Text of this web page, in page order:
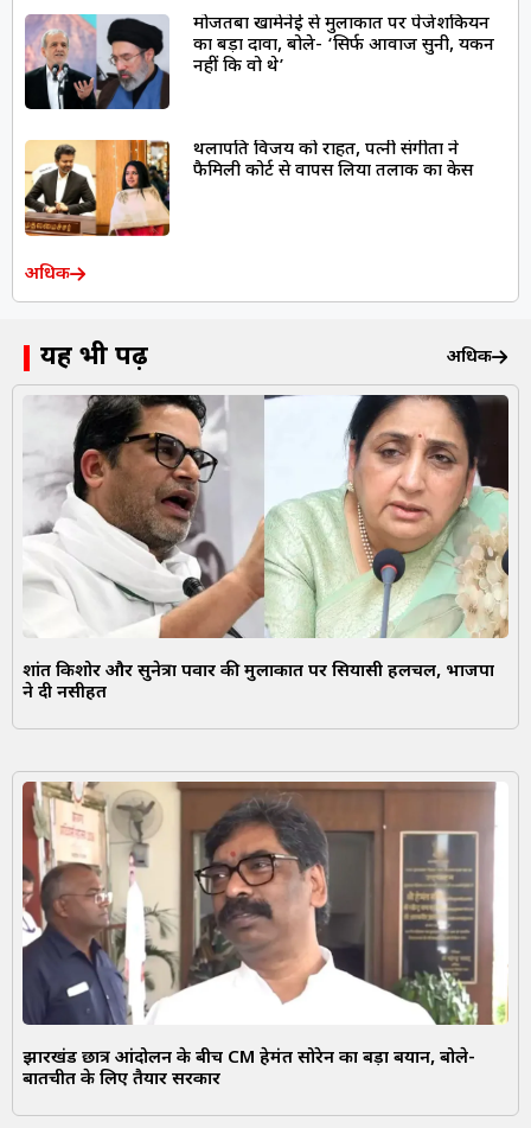
मोजतबा खामेनेई से मुलाकात पर पेजेशकियन
का बड़ा दावा, बोले- ‘सिर्फ आवाज सुनी, यकीन
नहीं कि वो थे’
थलापति विजय को राहत, पत्नी संगीता ने
फैमिली कोर्ट से वापस लिया तलाक का केस
अधिक
यह भी पढ़ें अधिक
प्रशांत किशोर और सुनेत्रा पवार की मुलाकात पर सियासी हलचल, भाजपा
ने दी नसीहत
झारखंड छात्र आंदोलन के बीच CM हेमंत सोरेन का बड़ा बयान, बोले-
बातचीत के लिए तैयार सरकार